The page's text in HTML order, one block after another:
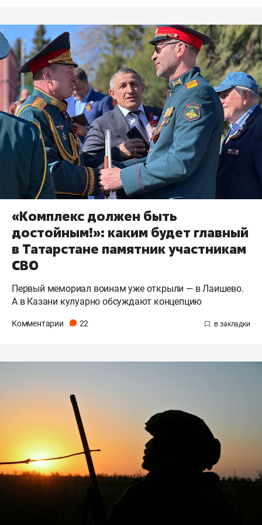
«Комплекс должен быть
достойным!»: каким будет главный
в Татарстане памятник участникам
СВО
Первый мемориал воинам уже открыли — в Лаишево.
А в Казани кулуарно обсуждают концепцию
Комментарии 22